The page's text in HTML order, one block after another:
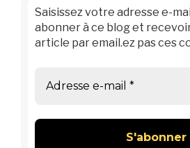
Saisissez votre adresse e-
abonner à ce blog et
article par email.ez pas ces